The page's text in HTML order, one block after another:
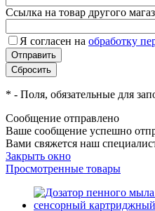
Ссылка на товар другого
Я согласен на обработку
* - Поля, обязательные для
Сообщение отправлено
Ваше сообщение успешно
Вами свяжется наш
Закрыть окно
Просмотренные товары